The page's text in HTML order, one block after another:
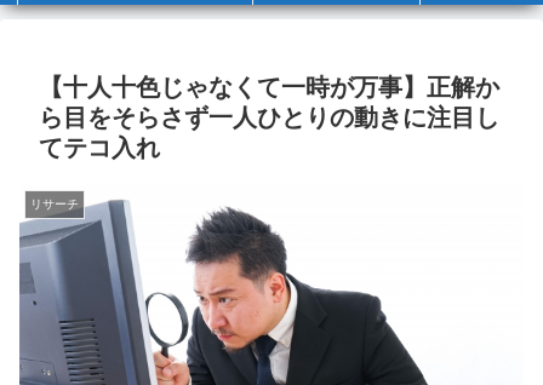
【十人十色じゃなくて一時が万事】正解か
ら目をそらさず一人ひとりの動きに注目し
てテコ入れ
リサーチ